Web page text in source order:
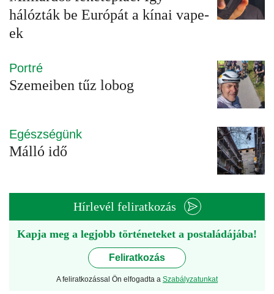
hálózták be Európát a kínai vape-
ek
Portré
Szemeiben tűz lobog
Egészségünk
Málló idő
Hírlevél feliratkozás
Kapja meg a legjobb történeteket a postaládájába!
Feliratkozás
A feliratkozással Ön elfogadta a Szabályzatunkat